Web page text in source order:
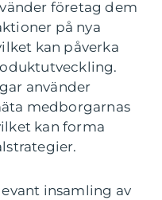
företag dem
på nya
kan påverka
använder
medborgarnas
kan forma
insamling av